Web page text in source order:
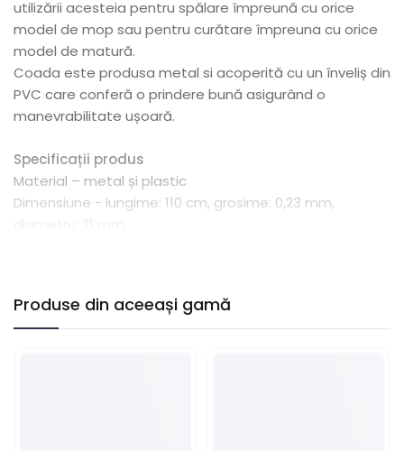
utilizării acesteia pentru spălare împreună cu orice
model de mop sau pentru curătare împreuna cu orice
model de matură.
Coada este produsa metal si acoperită cu un înveliș din
PVC care conferă o prindere bună asigurând o
manevrabilitate ușoară.
Specificații produs
Material – metal și plastic
Dimensiune - lungime: 110 cm, grosime: 0,23 mm,
Produse din aceeași gamă